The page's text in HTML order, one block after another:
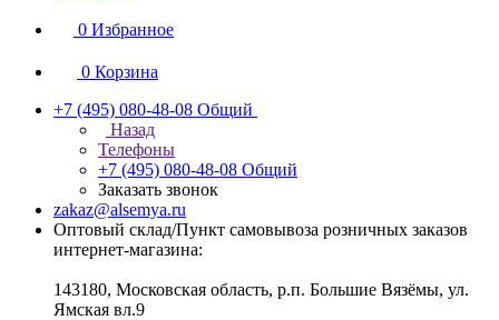
0 Избранное
0 Корзина
+7 (495) 080-48-08 Общий
Назад
Телефоны
+7 (495) 080-48-08 Общий
Заказать звонок
zakaz@alsemya.ru
Оптовый склад/Пункт самовывоза розничных заказов
интернет-магазина:
143180, Московская область, р.п. Большие Вязёмы, ул.
Ямская вл.9